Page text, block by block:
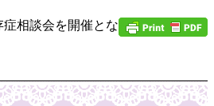
症相談会を開催とな